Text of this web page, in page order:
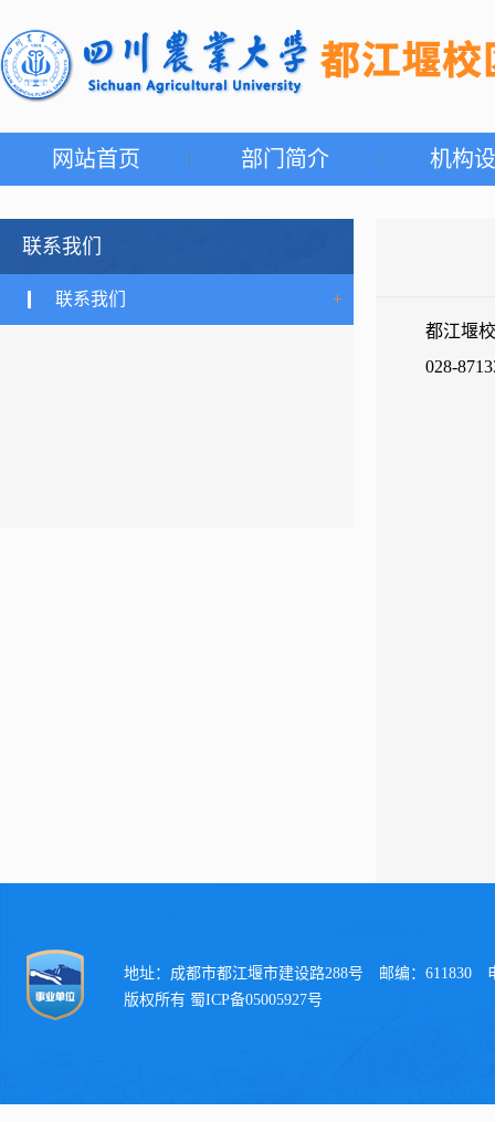
网站首页 部门简介 机构
联系我们
联系我们
+
都江堰
028-
地址：成都市都江堰市建设路288号 邮编：611830
版权所有 蜀ICP备05005927号